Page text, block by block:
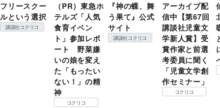
フリースクー
ルという選択
講談社コクリコ
（PR）東急ホ
テルズ「人気
食育イベン
ト」参加レポ
ート 野菜嫌
いの娘を変え
た「もったい
ない！」の精
神
コクリコ
『神の蝶、舞
う果て』公式
サイト
講談社コクリコ
アーカイブ配
信中【第67回
講談社児童文
学新人賞】受
賞作家と前選
考委員に聞く
「児童文学創
作セミナー」
コクリコ